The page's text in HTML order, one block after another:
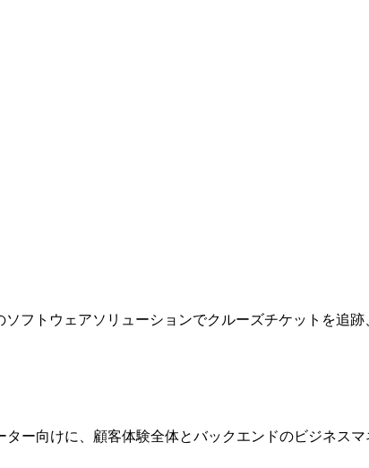
フトウェアソリューションでクルーズチケットを追
ー向けに、顧客体験全体とバックエンドのビジネス